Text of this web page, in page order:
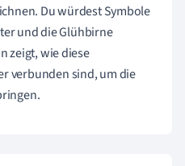
Du würdest Symbole
und die Glühbirne
zeigt, wie diese
verbunden sind, um die